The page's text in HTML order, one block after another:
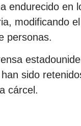
endurecido en
modificando
personas.
sido
cárcel.